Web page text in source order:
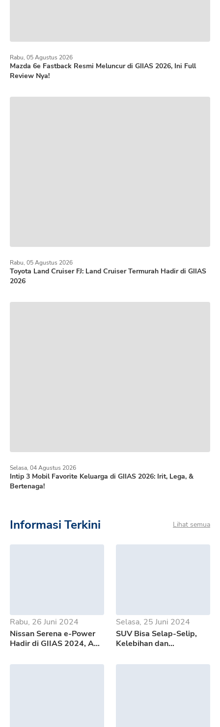
Mazda 6e Fastback Resmi Meluncur di GIIAS 2026, Ini Full
Review Nya!
Rabu, 05 Agustus 2026
Toyota Land Cruiser FJ: Land Cruiser Termurah Hadir di GIIAS
2026
Rabu, 05 Agustus 2026
Intip 3 Mobil Favorite Keluarga di GIIAS 2026: Irit, Lega, &
Bertenaga!
Selasa, 04 Agustus 2026
Informasi Terkini Lihat semua
Rabu, 26 Juni 2024
Nissan Serena e-Power
Hadir di GIIAS 2024, Apa
Selasa, 25 Juni 2024
SUV Bisa Selap-Selip,
Kelebihan dan
500